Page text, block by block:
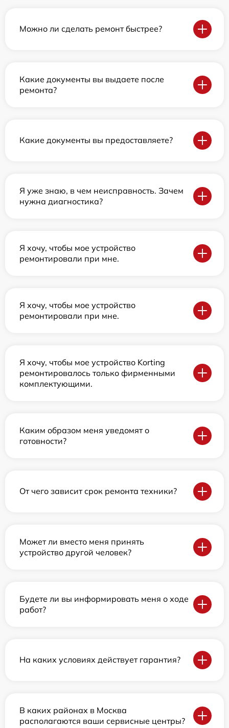
Можно ли сделать ремонт быстрее?
Какие документы вы выдаете после
ремонта?
Какие документы вы предоставляете?
Я уже знаю, в чем неисправность. Зачем
нужна диагностика?
Я хочу, чтобы мое устройство
ремонтировали при мне.
Я хочу, чтобы мое устройство
ремонтировали при мне.
Я хочу, чтобы мое устройство Korting
ремонтировалось только фирменными
комплектующими.
Каким образом меня уведомят о
готовности?
От чего зависит срок ремонта техники?
Может ли вместо меня принять
устройство другой человек?
Будете ли вы информировать меня о ходе
работ?
На каких условиях действует гарантия?
В каких районах в Москва
располагаются ваши сервисные центры?